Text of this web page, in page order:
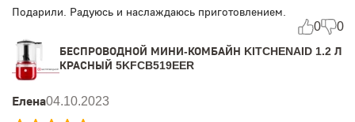
Подарили. Радуюсь и наслаждаюсь приготовлением.
0 0
БЕСПРОВОДНОЙ МИНИ-КОМБАЙН KITCHENAID 1.2 Л
КРАСНЫЙ 5KFCB519EER
Елена04.10.2023